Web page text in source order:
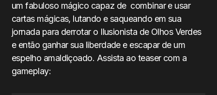
um fabuloso mágico capaz de combinar e usar
cartas mágicas, lutando e saqueando em sua
jornada para derrotar o Ilusionista de Olhos Verdes
e então ganhar sua liberdade e escapar de um
espelho amaldiçoado. Assista ao teaser com a
gameplay: